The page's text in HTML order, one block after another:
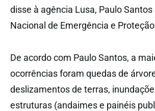
disse à agência Lusa, Paulo
Nacional de Emergência e
De acordo com Paulo Santos, a
ocorrências foram quedas de
deslizamentos de terras,
estruturas (andaimes e painéis